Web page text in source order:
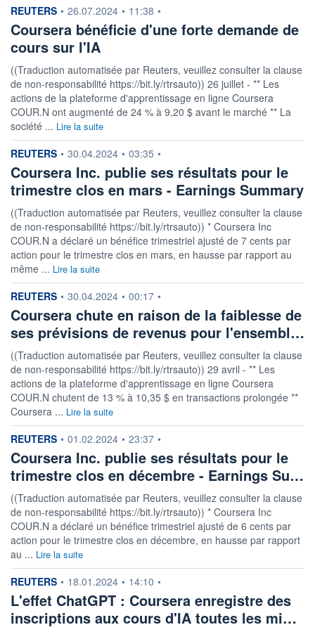
information fournie par
REUTERS • 26.07.2024 • 11:38 •
Coursera bénéficie d'une forte demande de
cours sur l'IA
((Traduction automatisée par Reuters, veuillez consulter la clause
de non-responsabilité https://bit.ly/rtrsauto)) 26 juillet - ** Les
actions de la plateforme d'apprentissage en ligne Coursera
COUR.N ont augmenté de 24 % à 9,20 $ avant le marché ** La
société ... Lire la suite
information fournie par
REUTERS • 30.04.2024 • 03:35 •
Coursera Inc. publie ses résultats pour le
trimestre clos en mars - Earnings Summary
((Traduction automatisée par Reuters, veuillez consulter la clause
de non-responsabilité https://bit.ly/rtrsauto)) * Coursera Inc
COUR.N a déclaré un bénéfice trimestriel ajusté de 7 cents par
action pour le trimestre clos en mars, en hausse par rapport au
même ... Lire la suite
information fournie par
REUTERS • 30.04.2024 • 00:17 •
Coursera chute en raison de la faiblesse de
ses prévisions de revenus pour l'ensembl…
((Traduction automatisée par Reuters, veuillez consulter la clause
de non-responsabilité https://bit.ly/rtrsauto)) 29 avril - ** Les
actions de la plateforme d'apprentissage en ligne Coursera
COUR.N chutent de 13 % à 10,35 $ en transactions prolongée **
Coursera ... Lire la suite
information fournie par
REUTERS • 01.02.2024 • 23:37 •
Coursera Inc. publie ses résultats pour le
trimestre clos en décembre - Earnings Su…
((Traduction automatisée par Reuters, veuillez consulter la clause
de non-responsabilité https://bit.ly/rtrsauto)) * Coursera Inc
COUR.N a déclaré un bénéfice trimestriel ajusté de 6 cents par
action pour le trimestre clos en décembre, en hausse par rapport
au ... Lire la suite
information fournie par
REUTERS • 18.01.2024 • 14:10 •
L'effet ChatGPT : Coursera enregistre des
inscriptions aux cours d'IA toutes les mi…